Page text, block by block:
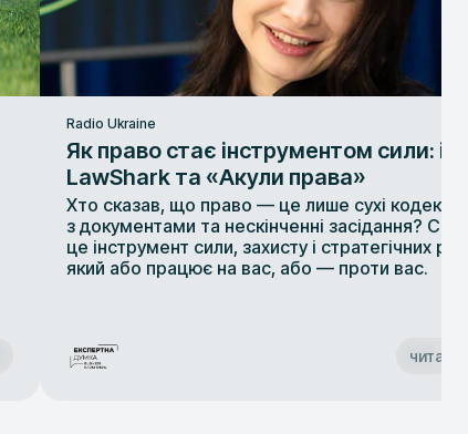
Radio Ukraine
Як право стає інструментом сили:
LawShark та «Акули права»
Хто сказав, що право — це лише сухі кодекси,
з документами та нескінченні засідання?
це інструмент сили, захисту і стратегічних
який або працює на вас, або — проти вас.
читати